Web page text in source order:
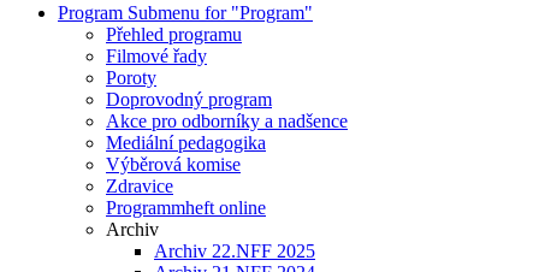
Program Submenu for "Program"
Přehled programu
Filmové řady
Poroty
Doprovodný program
Akce pro odborníky a nadšence
Mediální pedagogika
Výběrová komise
Zdravice
Programmheft online
Archiv
Archiv 22.NFF 2025